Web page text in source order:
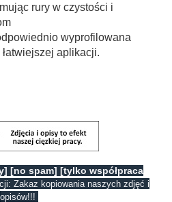
rury w czystości i
wyprofilowana
aplikacji.
[no spam] [tylko współpraca
Zakaz kopiowania naszych zdjęć i
opisów!!!